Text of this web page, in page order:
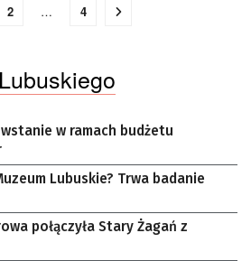
2 … 4
w ramach budżetu
Lubuskie? Trwa badanie
połączyła Stary Żagań z